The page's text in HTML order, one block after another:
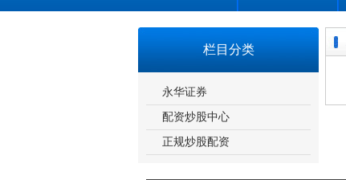
栏目分类
永华证券
配资炒股中心
正规炒股配资